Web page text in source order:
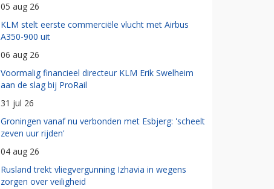
05 aug 26
KLM stelt eerste commerciële vlucht met Airbus
A350-900 uit
06 aug 26
Voormalig financieel directeur KLM Erik Swelheim
aan de slag bij ProRail
31 jul 26
Groningen vanaf nu verbonden met Esbjerg: 'scheelt
zeven uur rijden'
04 aug 26
Rusland trekt vliegvergunning Izhavia in wegens
zorgen over veiligheid